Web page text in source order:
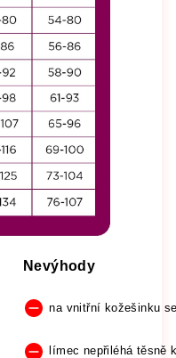
Nevýhody
na vnitřní kožešinku
límec nepřiléhá těsně